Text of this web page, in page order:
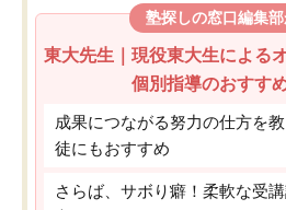
塾探しの窓口編集
東大先生｜現役東大生による
個別指導のおすす
成果につながる努力の仕方を
徒にもおすすめ
さらば、サボり癖！柔軟な受